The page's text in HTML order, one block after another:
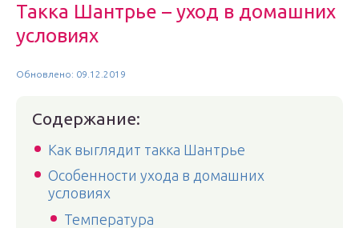
Такка Шантрье – уход в домашних
условиях
Обновлено: 09.12.2019
Содержание:
Как выглядит такка Шантрье
Особенности ухода в домашних
условиях
Температура